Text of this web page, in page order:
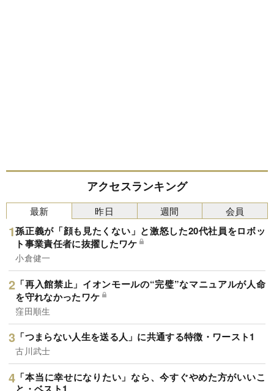
アクセスランキング
最新
孫正義が「顔も見たくない」と激怒した20代社員をロボッ
ト事業責任者に抜擢したワケ
小倉健一
「再入館禁止」イオンモールの“完璧”なマニュアルが人命
を守れなかったワケ
窪田順生
「つまらない人生を送る人」に共通する特徴・ワースト1
古川武士
「本当に幸せになりたい」なら、今すぐやめた方がいいこ
昨日 週間 会員